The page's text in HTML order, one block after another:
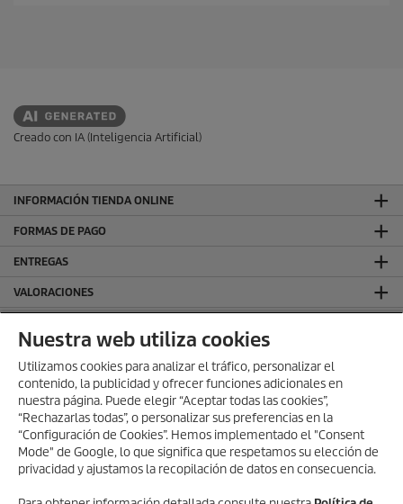
u
c
t
s
e
ñ
Creado con IA (Inteligencia Artificial)
INFORMACIÓN TIENDA ONLINE
FORMAS DE PAGO
ENTREGAS
VALORACIONES
CONTACTO
INFORMACIÓN GENERAL
INFORMACIÓN LEGAL
Aviso Legal
Nuestra web utiliza cookies
Utilizamos cookies para analizar el tráfico, personalizar el
contenido, la publicidad y ofrecer funciones adicionales en
nuestra página. Puede elegir “Aceptar todas las cookies”,
“Rechazarlas todas”, o personalizar sus preferencias en la
“Configuración de Cookies”. Hemos implementado el "Consent
Mode" de Google, lo que significa que respetamos su elección de
privacidad y ajustamos la recopilación de datos en consecuencia.